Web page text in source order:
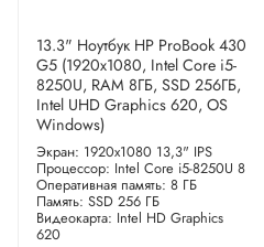
13.3" Ноутбук HP ProBook 430
G5 (1920x1080, Intel Core i5-
8250U, RAM 8ГБ, SSD 256ГБ,
Intel UHD Graphics 620, OS
Windows)
Экран: 1920x1080 13,3" IPS
Процессор: Intel Core i5-8250U 8
Оперативная память: 8 ГБ
Память: SSD 256 ГБ
Видеокарта: Intel HD Graphics
620